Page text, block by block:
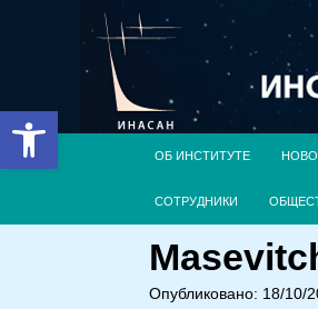
Открыть панель инструментов
ОБ ИНСТИТУТЕ
СОТРУДНИКИ
Опубликовано: 18/10/